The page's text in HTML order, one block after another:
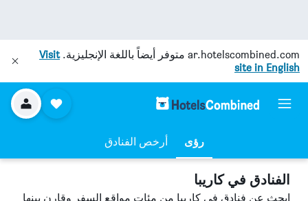
ar.hotelscombined.com متوفر أيضاً باللغة الإنجليزية.Visit
site in English
رؤى أرخص الفنادق
الفنادق في كاريبا
ابحث عن فنادق في كاريبا من مئات مواقع السفر وقارن بينها